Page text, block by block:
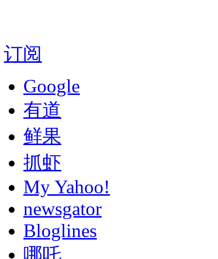
订阅
Google
有道
鲜果
抓虾
My Yahoo!
newsgator
Bloglines
哪吒